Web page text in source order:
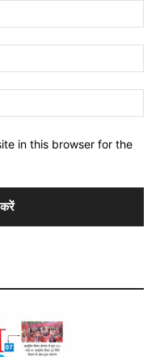
in this browser for the